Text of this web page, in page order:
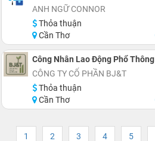
ANH NGỮ CONNOR
Thỏa thuận
Cần Thơ
Công Nhân Lao Động Phổ Thông
CÔNG TY CỔ PHẦN BJ&T
Thỏa thuận
Cần Thơ
1 2 3 4 5